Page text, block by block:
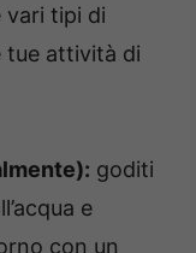
vari tipi di
tue attività di
goditi
e
con un